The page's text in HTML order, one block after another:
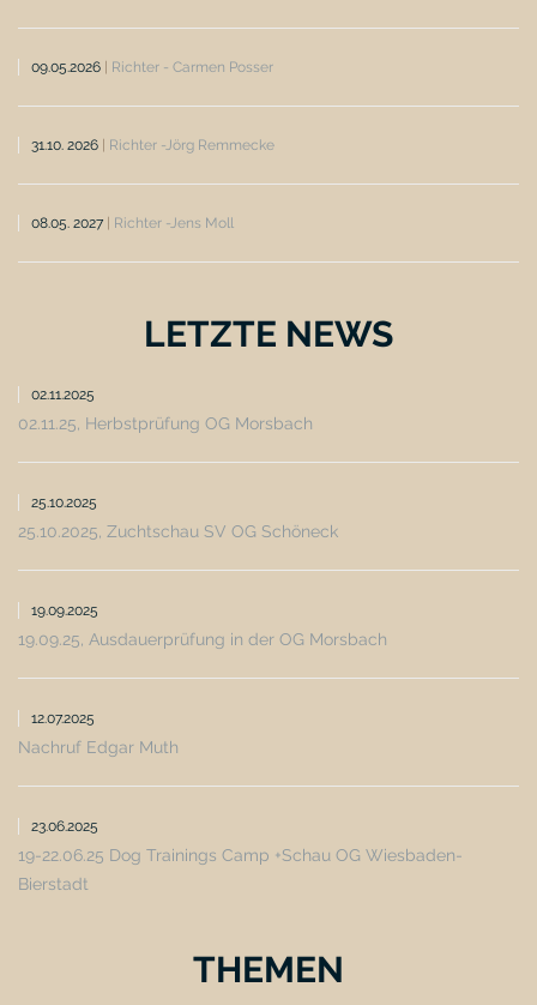
09.05.2026 Richter - Carmen Posser
31.10. 2026 Richter -Jörg Remmecke
08.05. 2027 Richter -Jens Moll
LETZTE NEWS
02.11.2025
02.11.25, Herbstprüfung OG Morsbach
25.10.2025
25.10.2025, Zuchtschau SV OG Schöneck
19.09.2025
19.09.25, Ausdauerprüfung in der OG Morsbach
12.07.2025
Nachruf Edgar Muth
23.06.2025
19-22.06.25 Dog Trainings Camp +Schau OG Wiesbaden-
Bierstadt
THEMEN